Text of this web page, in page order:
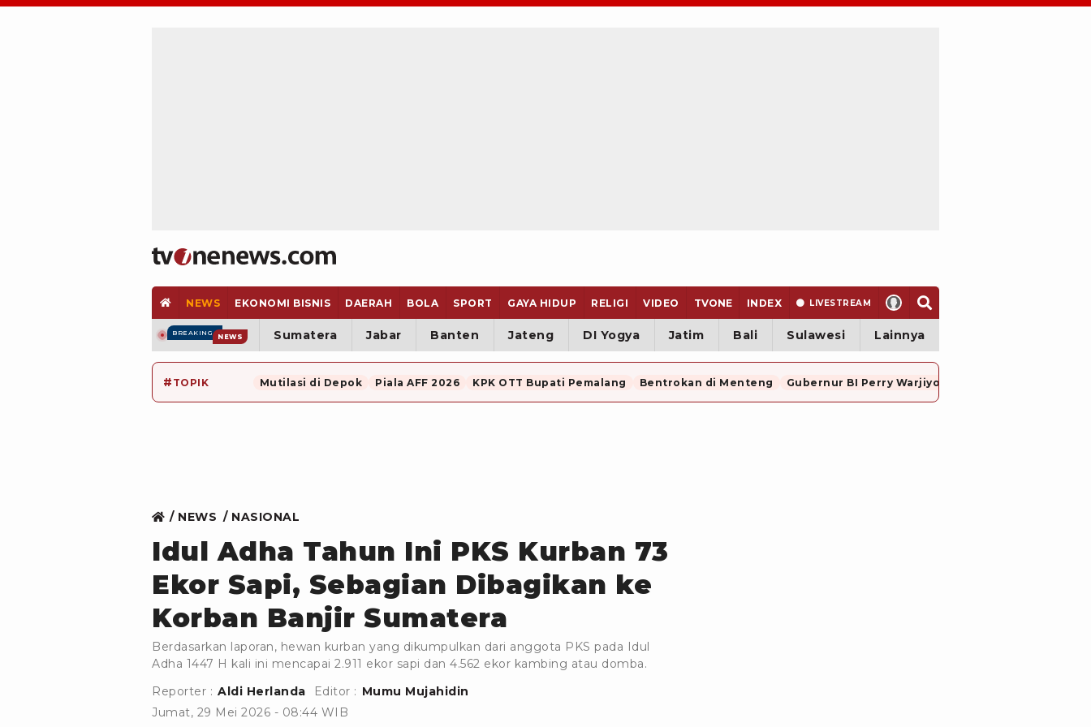
NEWS EKONOMI BISNIS DAERAH BOLA SPORT GAYA HIDUP RELIGI VIDEO TVONE INDEX LIVESTREAM
BREAKING NEWS Sumatera Jabar Banten Jateng DI Yogya Jatim Bali Sulawesi Lainnya
# TOPIK Mutilasi di Depok Piala AFF 2026 KPK OTT Bupati Pemalang Bentrokan di Menteng Gubernur BI Perry Warjiyo Mundur
NEWS NASIONAL
Idul Adha Tahun Ini PKS Kurban 73
Ekor Sapi, Sebagian Dibagikan ke
Korban Banjir Sumatera
Berdasarkan laporan, hewan kurban yang dikumpulkan dari anggota PKS pada Idul
Adha 1447 H kali ini mencapai 2.911 ekor sapi dan 4.562 ekor kambing atau domba.
Reporter : Aldi Herlanda Editor : Mumu Mujahidin
Jumat, 29 Mei 2026 - 08:44 WIB